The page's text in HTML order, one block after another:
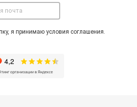
я принимаю условия соглашения.